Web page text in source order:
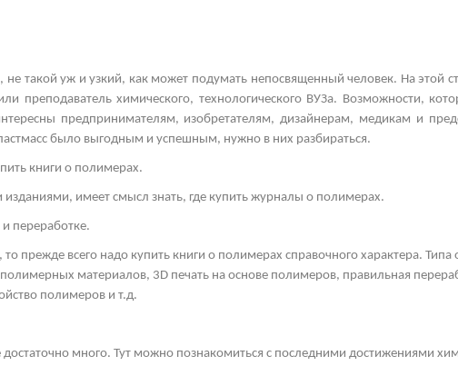
такой уж и узкий, как может подумать непосвященный человек. На этой
преподаватель химического, технологического ВУЗа. Возможности,
предпринимателям, изобретателям, дизайнерам, медикам и
было выгодным и успешным, нужно в них разбираться.
книги о полимерах.
имеет смысл знать, где купить журналы о полимерах.
переработке.
прежде всего надо купить книги о полимерах справочного характера.
материалов, 3D печать на основе полимеров, правильная
полимеров и т.д.
много. Тут можно познакомиться с последними достижениями